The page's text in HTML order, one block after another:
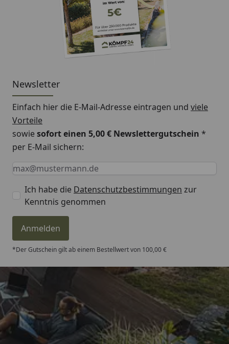
Newsletter
Einfach hier die E-Mail-Adresse eintragen und viele
Vorteile
sowiesofort einen 5,00 € Newslettergutschein *
per E-Mail sichern:
Keine Eingabe erforderlich
Eingabe erforderlich
E-Mail *
Ich habe die Datenschutzbestimmungen zur
Kenntnis genommen
Anmelden
*Der Gutschein gilt ab einem Bestellwert von 100,00 €
Trusted Shops
4,81/ 5